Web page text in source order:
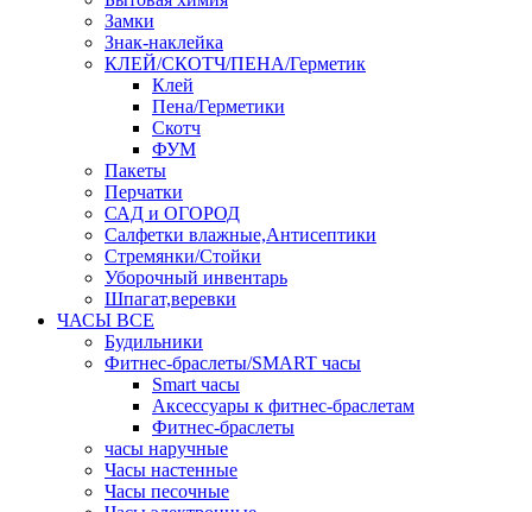
Замки
Знак-наклейка
КЛЕЙ/СКОТЧ/ПЕНА/Герметик
Клей
Пена/Герметики
Скотч
ФУМ
Пакеты
Перчатки
САД и ОГОРОД
Салфетки влажные,Антисептики
Стремянки/Стойки
Уборочный инвентарь
Шпагат,веревки
ЧАСЫ ВСЕ
Будильники
Фитнес-браслеты/SMART часы
Smart часы
Аксессуары к фитнес-браслетам
Фитнес-браслеты
часы наручные
Часы настенные
Часы песочные